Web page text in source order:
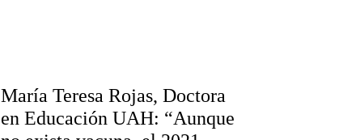
María Teresa Rojas, Doctora
en Educación UAH: “Aunque